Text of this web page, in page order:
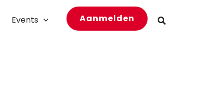
Events Aanmelden Zoeken